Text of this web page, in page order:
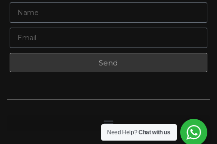
Send
Need Help?Chat with us